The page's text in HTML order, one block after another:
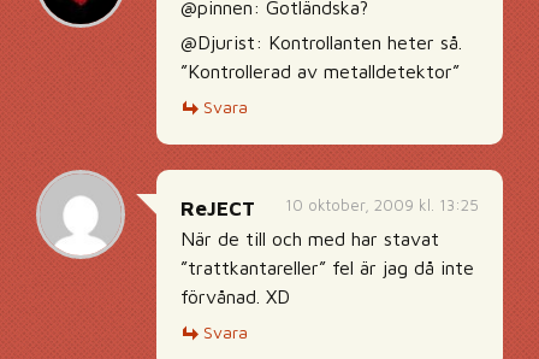
@pinnen: Gotländska?
@Djurist: Kontrollanten heter så.
”Kontrollerad av metalldetektor”
Svara
10 oktober, 2009 kl. 13:25
ReJECT
När de till och med har stavat
”trattkantareller” fel är jag då inte
förvånad. XD
Svara